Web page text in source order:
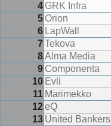
4 GRK Infra
5Orion
6 LapWall
7Tekova
8Alma Media
9 Componenta
10 Evli
11 Marimekko
12eQ
13 United Bankers